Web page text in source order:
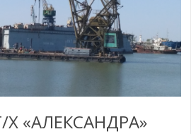
«АЛЕКСАНДРА»